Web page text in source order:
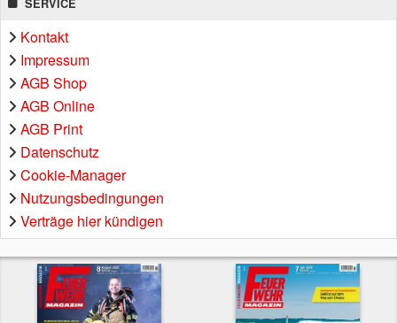
SERVICE
Kontakt
Impressum
AGB Shop
AGB Online
AGB Print
Datenschutz
Cookie-Manager
Nutzungsbedingungen
Verträge hier kündigen